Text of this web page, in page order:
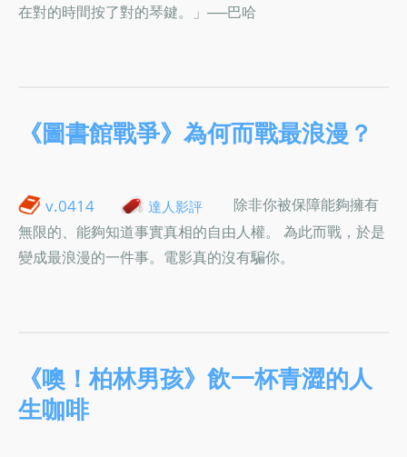
在對的時間按了對的琴鍵。」──巴哈
《圖書館戰爭》為何而戰最浪漫？
v.0414 達人影評
除非你被保障能夠擁有
無限的、能夠知道事實真相的自由人權。 為此而戰，於是
變成最浪漫的一件事。電影真的沒有騙你。
《噢！柏林男孩》飲一杯青澀的人
生咖啡